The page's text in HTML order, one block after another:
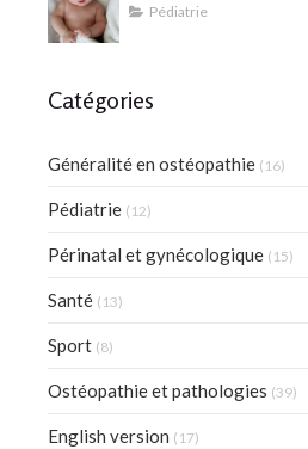
Pédiatrie
Catégories
Généralité en ostéopathie (16)
Pédiatrie (12)
Périnatal et gynécologique (15)
Santé (13)
Sport (8)
Ostéopathie et pathologies (39)
English version (17)